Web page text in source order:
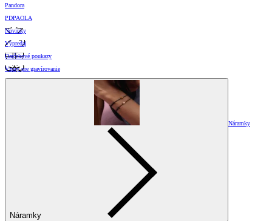
Pandora
PDPAOLA
Novinky
Výpredaj
Darčekové poukazy
Vzory pre gravírovanie
Náramky
Náramky